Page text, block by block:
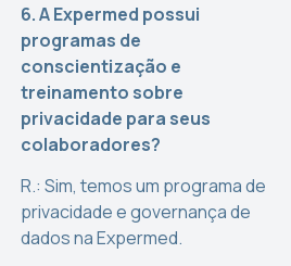
6. A Expermed possui
programas de
conscientização e
treinamento sobre
privacidade para seus
colaboradores?
R.: Sim, temos um programa de
privacidade e governança de
dados na Expermed.